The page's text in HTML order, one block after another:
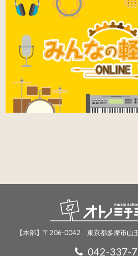
【本部】〒206-0042 東京都多摩市山
042-337-